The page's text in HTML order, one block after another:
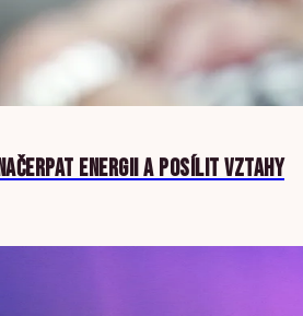
ENERGII A POSÍLIT VZTAHY